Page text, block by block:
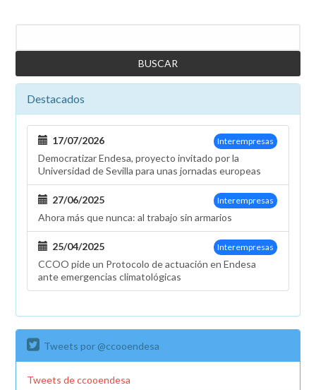
Destacados
Interempresas
17/07/2026
Democratizar Endesa, proyecto invitado por la
Universidad de Sevilla para unas jornadas europeas
Interempresas
27/06/2025
Ahora más que nunca: al trabajo sin armarios
Interempresas
25/04/2025
CCOO pide un Protocolo de actuación en Endesa
ante emergencias climatológicas
Tweets por @ccooendesa
Tweets de ccooendesa